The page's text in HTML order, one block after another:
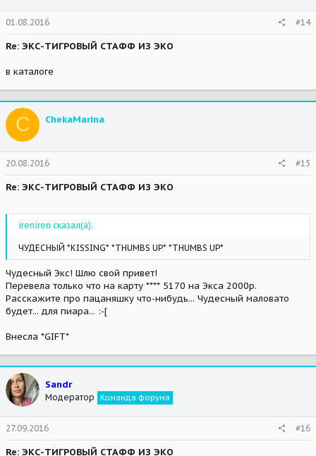
01.08.2016 #14
Re: ЭКС-ТИГРОВЫЙ СТАФФ ИЗ ЭКО
в каталоге
C ChekaMarina
20.08.2016 #15
Re: ЭКС-ТИГРОВЫЙ СТАФФ ИЗ ЭКО
ireniren сказал(а):
ЧУДЕСНЫЙ *KISSING* *THUMBS UP* *THUMBS UP*
Чудесный Экс! Шлю свой привет!
Перевела только что на карту **** 5170 на Экса 2000р.
Расскажите про пацаняшку что-нибудь... Чудесный маловато
будет... для пиара... :-[
Внесла *GIFT*
Sandr
Модератор Команда форума
27.09.2016 #16
Re: ЭКС-ТИГРОВЫЙ СТАФФ ИЗ ЭКО